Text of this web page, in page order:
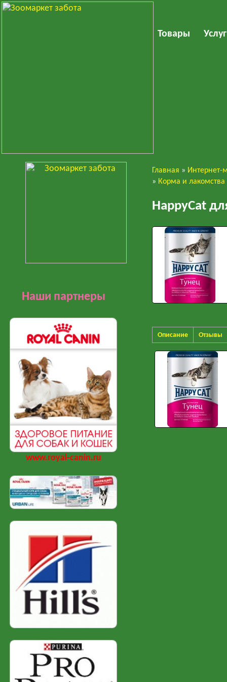
Товары
Наши партнеры
www.royal-canin.ru
Главная » Интернет-
» Корма и лакомства
HappyCat
Описание Отзывы